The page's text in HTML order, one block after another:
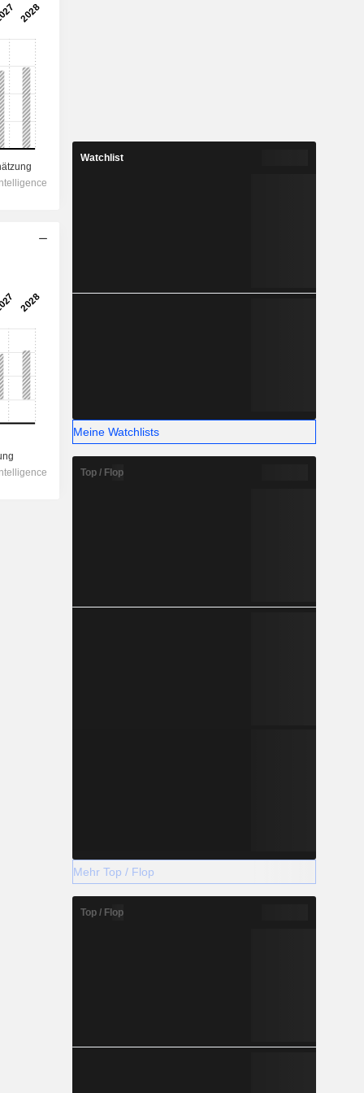
Watchlist
Meine Watchlists
Top / Flop
Mehr Top / Flop
Top / Flop